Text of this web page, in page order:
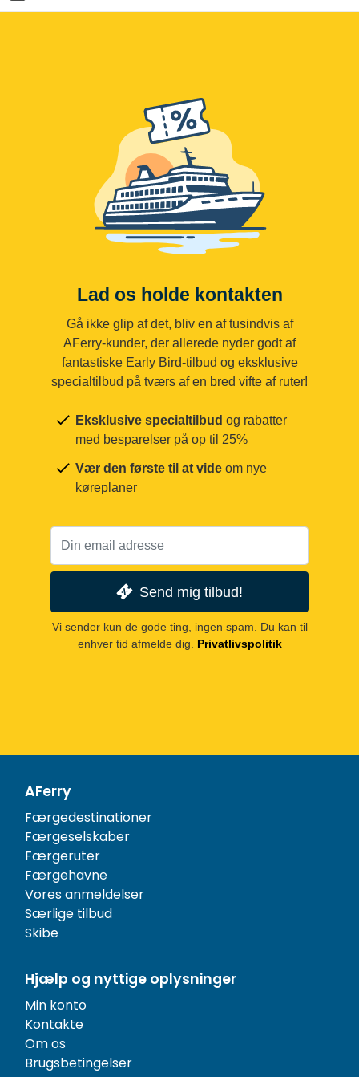
Lad os holde kontakten
Gå ikke glip af det, bliv en af tusindvis af
AFerry-kunder, der allerede nyder godt af
fantastiske Early Bird-tilbud og eksklusive
specialtilbud på tværs af en bred vifte af ruter!
Eksklusive specialtilbud og rabatter
med besparelser på op til 25%
Vær den første til at vide om nye
køreplaner
Send mig tilbud!
Vi sender kun de gode ting, ingen spam. Du kan til
enhver tid afmelde dig.
Privatlivspolitik
AFerry
Færgedestinationer
Færgeselskaber
Færgeruter
Færgehavne
Vores anmeldelser
Særlige tilbud
Skibe
Hjælp og nyttige oplysninger
Min konto
Kontakte
Om os
Brugsbetingelser